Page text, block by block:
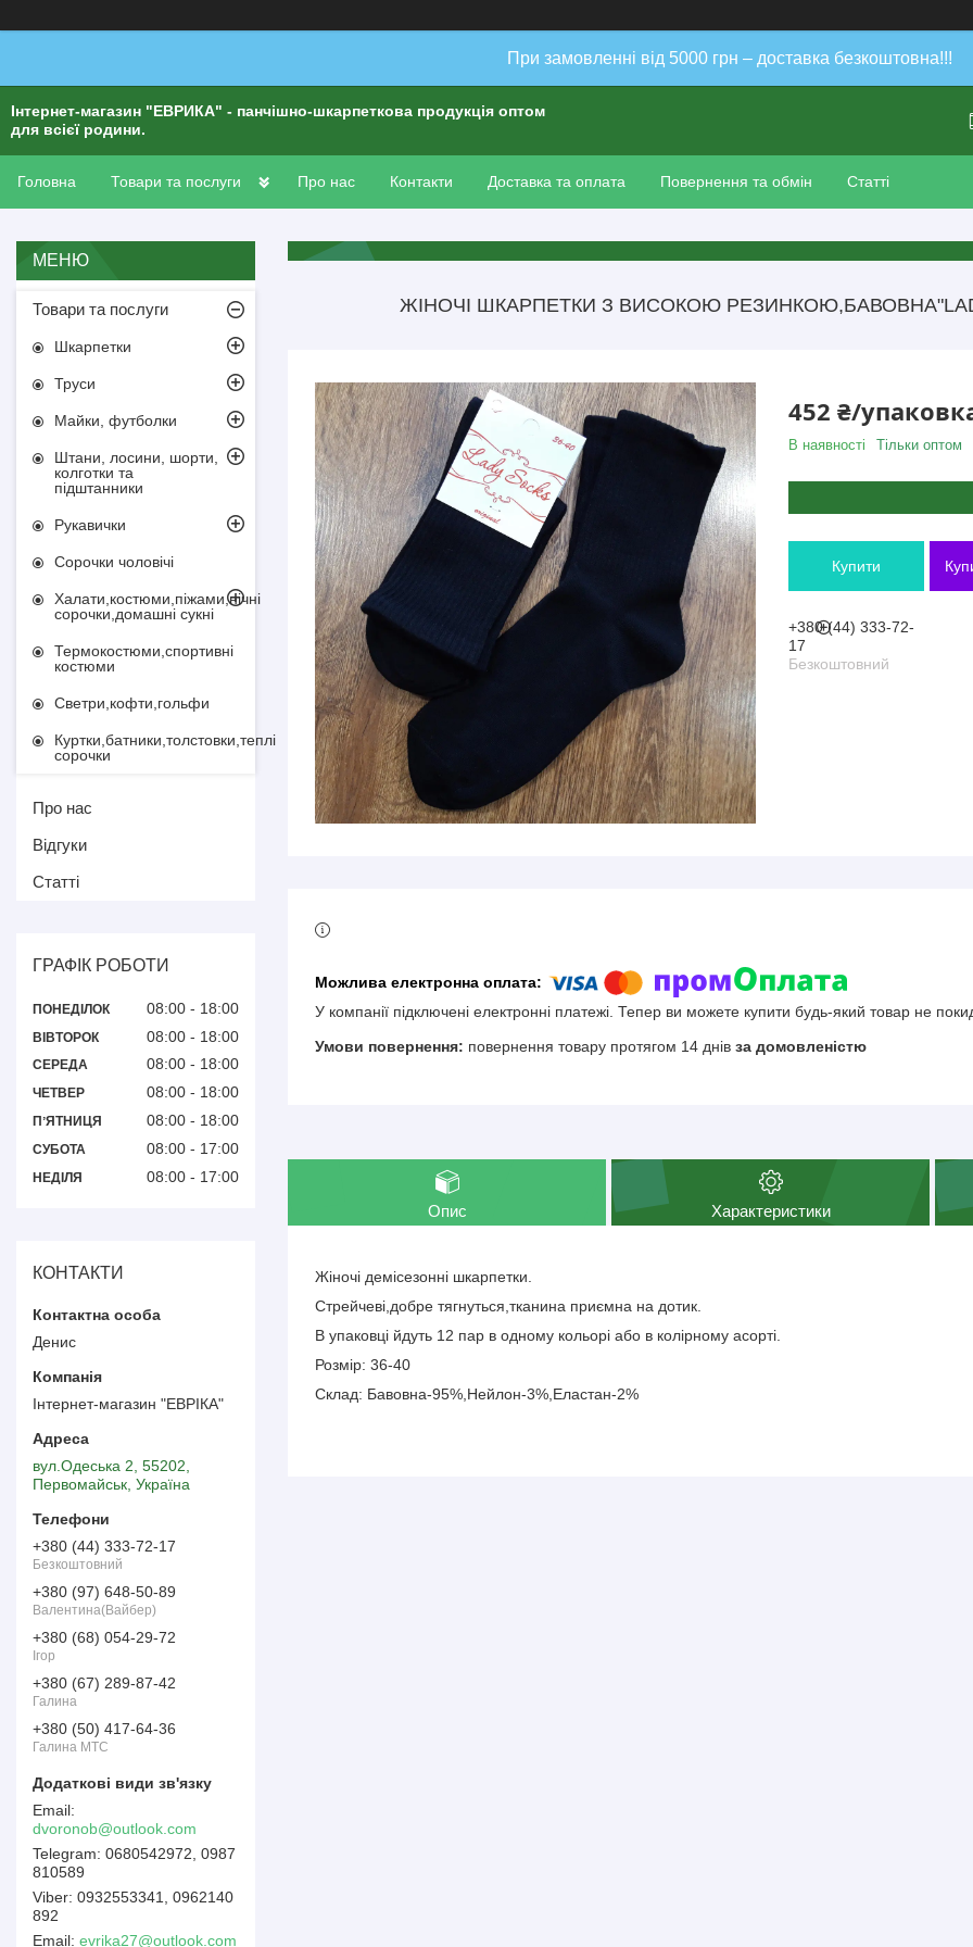
При замовленні від 5000 грн – доставка безкоштовна!!!
Інтернет-магазин "ЕВРИКА" - панчішно-шкарпеткова продукція оптом
для всієї родини.
Головна Товари та послуги Про нас Контакти Доставка та оплата Повернення та обмін Статті
ЖІНОЧІ ШКАРПЕТКИ З ВИСОКОЮ
452 ₴/
В наявності Тільки оптом
Купити
+380 (44) 333-72-
17
Безкоштовний
У компанії підключені електронні платежі. Тепер ви можете купити будь-який товар не
повернення товару протягом 14 днів за домовленістю
Опис Характеристики
Жіночі демісезонні шкарпетки.
Стрейчеві,добре тягнуться,тканина приємна на дотик.
В упаковці йдуть 12 пар в одному кольорі або в колірному асорті.
Розмір: 36-40
Склад: Бавовна-95%,Нейлон-3%,Еластан-2%
Товари та послуги
Шкарпетки
Труси
Майки, футболки
Штани, лосини, шорти,
колготки та
підштанники
Рукавички
Сорочки чоловічі
Халати,костюми,піжами,нічні
сорочки,домашні сукні
Термокостюми,спортивні
костюми
Светри,кофти,гольфи
Куртки,батники,толстовки,теплі
сорочки
Про нас
Відгуки
Статті
ГРАФІК РОБОТИ
ПОНЕДІЛОК 08:00 18:00
ВІВТОРОК 08:00 18:00
СЕРЕДА 08:00 18:00
ЧЕТВЕР 08:00 18:00
ПʼЯТНИЦЯ 08:00 18:00
СУБОТА 08:00 17:00
НЕДІЛЯ 08:00 17:00
КОНТАКТИ
Денис
Інтернет-магазин "ЕВРІКА"
вул.Одеська 2, 55202,
Первомайськ, Україна
+380 (44) 333-72-17
Безкоштовний
+380 (97) 648-50-89
Валентина(Вайбер)
+380 (68) 054-29-72
Ігор
+380 (67) 289-87-42
Галина
+380 (50) 417-64-36
Галина МТС
dvoronob@outlook.com
0680542972, 0987
810589
0932553341, 0962140
892
Email evrika27@outlook.com